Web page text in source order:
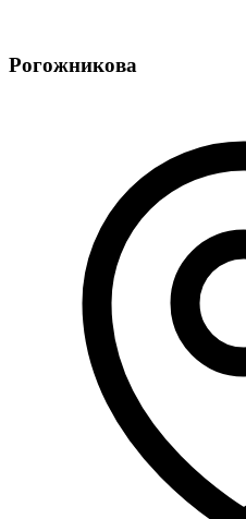
Рогожникова